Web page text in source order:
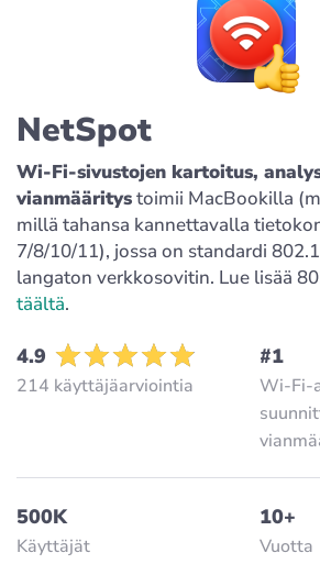
NetSpot
Wi-Fi-sivustojen kartoitus,
vianmääritystoimii MacBookilla
millä tahansa kannettavalla
7/8/10/11), jossa on standardi
langaton verkkosovitin. Lue lisää
täältä.
4.9
214 käyttäjäarviointia
#1
Wi-Fi-
500K
Käyttäjät
10+
Vuotta